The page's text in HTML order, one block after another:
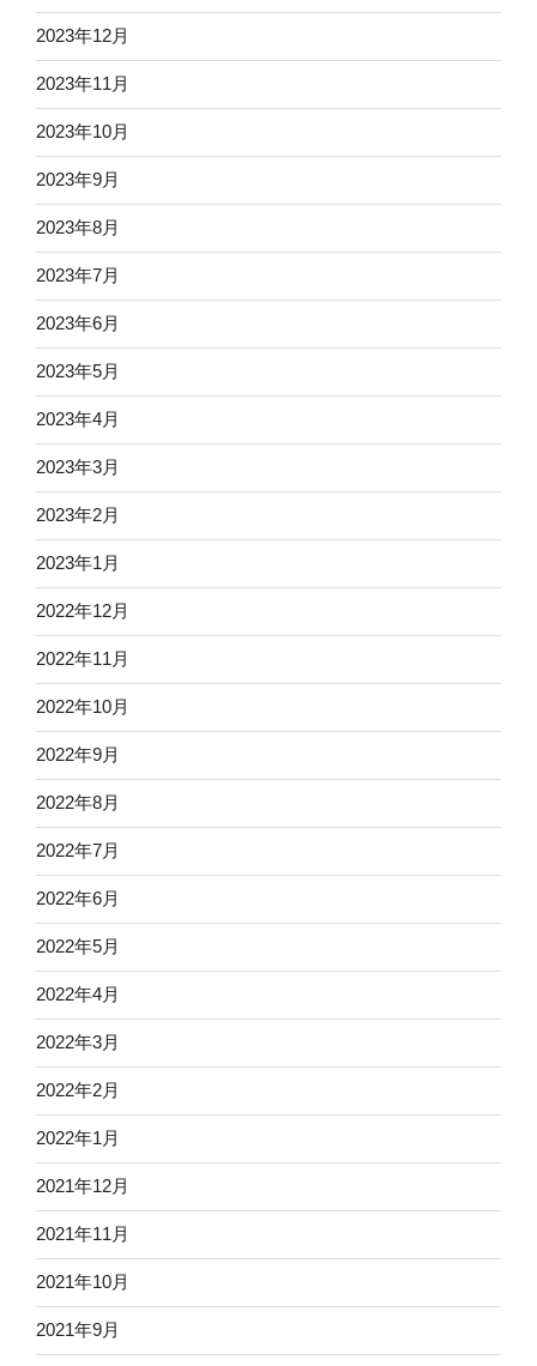
2023年12月
2023年11月
2023年10月
2023年9月
2023年8月
2023年7月
2023年6月
2023年5月
2023年4月
2023年3月
2023年2月
2023年1月
2022年12月
2022年11月
2022年10月
2022年9月
2022年8月
2022年7月
2022年6月
2022年5月
2022年4月
2022年3月
2022年2月
2022年1月
2021年12月
2021年11月
2021年10月
2021年9月